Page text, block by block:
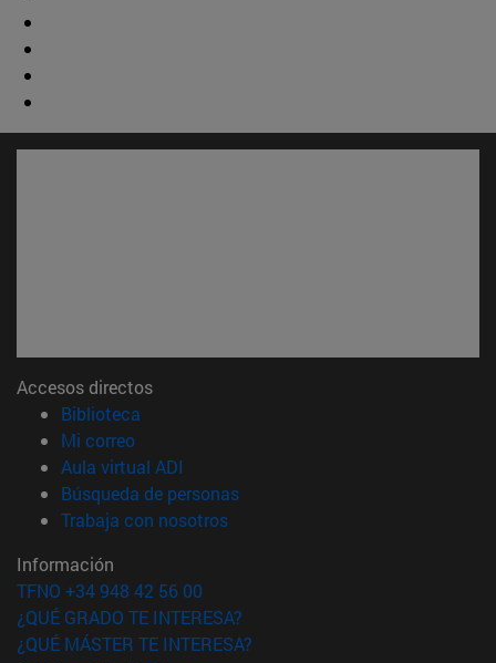
Accesos directos
Biblioteca
Mi correo(abre en nueva ventana)
Aula virtual ADI
Búsqueda de personas(abre en nueva ventana)
Trabaja con nosotros(abre en nueva ventana)
Información
TFNO +34 948 42 56 00
¿QUÉ GRADO TE INTERESA?
¿QUÉ MÁSTER TE INTERESA?